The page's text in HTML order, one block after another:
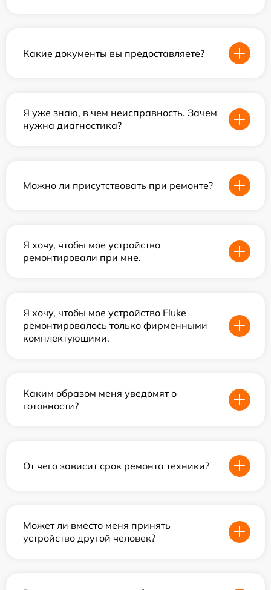
Какие документы вы предоставляете?
Я уже знаю, в чем неисправность. Зачем
нужна диагностика?
Можно ли присутствовать при ремонте?
Я хочу, чтобы мое устройство
ремонтировали при мне.
Я хочу, чтобы мое устройство Fluke
ремонтировалось только фирменными
комплектующими.
Каким образом меня уведомят о
готовности?
От чего зависит срок ремонта техники?
Может ли вместо меня принять
устройство другой человек?